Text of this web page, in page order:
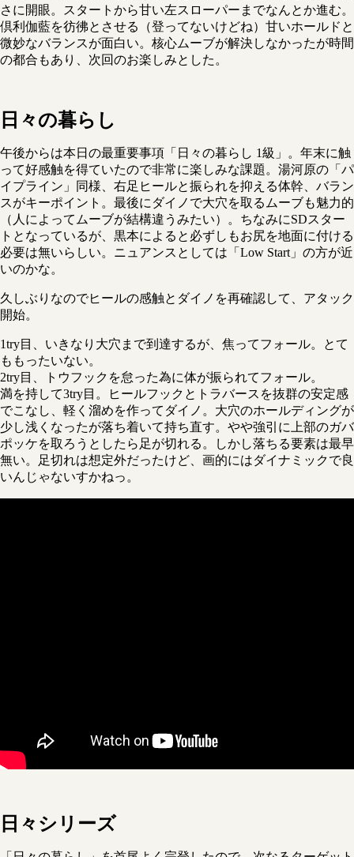
さに開眼。スタートから甘い左スローパーまでなんとか進む。
倶利伽藍を彷彿とさせる（登ってないけどね）甘いホールドと
微妙なバランスが面白い。核心ムーブが解決しなかったが時間
の都合もあり、次回のお楽しみとした。
日々の暮らし
午後からは本日の最重要事項「日々の暮らし 1級」。年末に触
って好感触を得ていたので非常に楽しみな課題。湯河原の「パ
イプライン」同様、右足ヒールと振られを抑える体幹、バラン
スがキーポイント。最後にダイノで大穴を取るムーブも魅力的
（人によってムーブが結構違うみたい）。ちなみにSDスター
トとなっているが、黒本によると必ずしもお尻を地面に付ける
必要は無いらしい。ニュアンスとしては「Low Start」の方が近
いのかな。
久しぶりなのでヒールの感触とダイノを再確認して、アタック
開始。
1try目、いきなり大穴まで到達するが、焦ってフォール。とて
ももったいない。
2try目、トウフックを怠った為に体が振られてフォール。
満を持して3try目。ヒールフックとトラバースを抜群の安定感
でこなし、軽く溜めを作ってダイノ。大穴のホールディングが
少し浅くなったが落ち着いて持ち直す。やや強引に上部のガバ
ポッケを取ろうとしたら足が切れる。しかし落ちる要素は最早
無い。足切れは想定外だったけど、画的にはダイナミックで良
いんじゃないすかねっ。
日々シリーズ